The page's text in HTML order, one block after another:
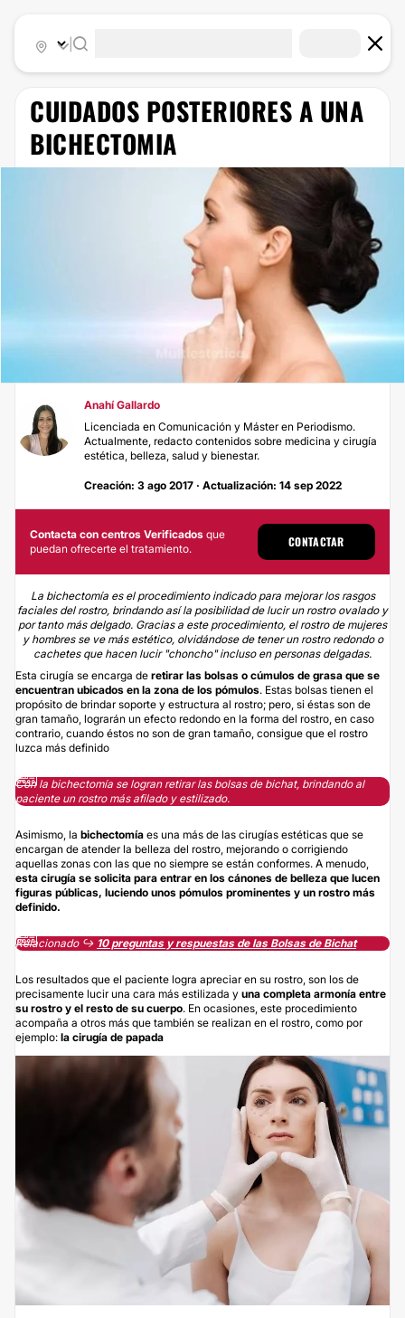
​CUIDADOS POSTERIORES A UNA
BICHECTOMIA
Anahí Gallardo
Licenciada en Comunicación y Máster en Periodismo.
Actualmente, redacto contenidos sobre medicina y cirugía
estética, belleza, salud y bienestar.
Creación: 3 ago 2017 · Actualización: 14 sep 2022
Contacta con centros Verificados que
puedan ofrecerte el tratamiento.
CONTACTAR
La bichectomía es el procedimiento indicado para mejorar los rasgos
faciales del rostro, brindando así la posibilidad de lucir un rostro ovalado y
por tanto más delgado. Gracias a este procedimiento, el rostro de mujeres
y hombres se ve más estético, olvidándose de tener un rostro redondo o
cachetes que hacen lucir "choncho" incluso en personas delgadas.
Esta cirugía se encarga de retirar las bolsas o cúmulos de grasa que se
encuentran ubicados en la zona de los pómulos. Estas bolsas tienen el
propósito de brindar soporte y estructura al rostro; pero, si éstas son de
gran tamaño, lograrán un efecto redondo en la forma del rostro, en caso
contrario, cuando éstos no son de gran tamaño, consigue que el rostro
luzca más definido
Con la bichectomía se logran retirar las bolsas de bichat, brindando al
paciente un rostro más afilado y estilizado.
Asimismo, la bichectomía es una más de las cirugías estéticas que se
encargan de atender la belleza del rostro, mejorando o corrigiendo
aquellas zonas con las que no siempre se están conformes. A menudo,
esta cirugía se solicita para entrar en los cánones de belleza que lucen
figuras públicas, luciendo unos pómulos prominentes y un rostro más
definido.
Relacionado ↪️ 10 preguntas y respuestas de las Bolsas de Bichat
Los resultados que el paciente logra apreciar en su rostro, son los de
precisamente lucir una cara más estilizada y una completa armonía entre
su rostro y el resto de su cuerpo. En ocasiones, este procedimiento
acompaña a otros más que también se realizan en el rostro, como por
ejemplo: la cirugía de papada